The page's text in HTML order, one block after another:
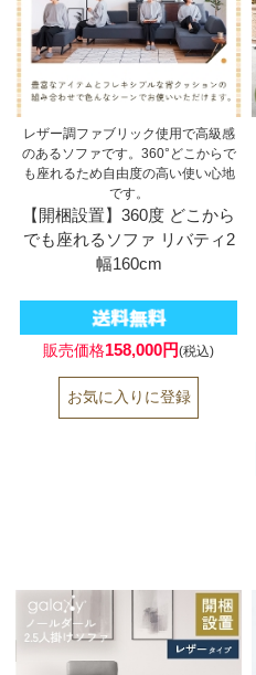
レザー調ファブリック使用で高級感
のあるソファです。360°どこからで
も座れるため自由度の高い使い心地
です。
【開梱設置】360度 どこから
でも座れるソファ リバティ2
幅160cm
販売価格158,000円(税込)